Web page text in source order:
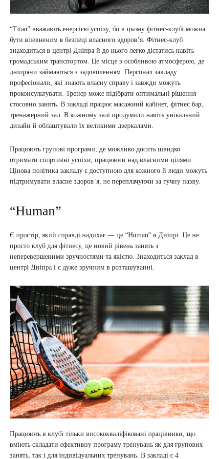
“Titan” вважають енергією успіху, бо в цьому фітнес-клубі можна
бути впевненим в безпеці власного здоров’я. Фітнес-клуб
знаходиться в центрі Дніпра й до нього легко дістатись навіть
громадським транспортом. Це місце з особливою атмосферою, де
дніпряни займаються з задоволенням. Персонал закладу
професіонали, які знають власну справу і завжди можуть
проконсультувати. Тренер може підібрати оптимальні рішення
стосовно занять. В закладі працює масажний кабінет, фітнес бар,
тренажерний зал. В кожному залі продумали навіть унікальний
дизайн й облаштували їх великими дзеркалами.
Працюють групові програми, де можливо досить швидко
отримати спортивні успіхи, працюючи над власними цілями.
Цінова політика закладу є доступною для кожного й люди можуть
підтримувати власне здоров’я, не переплачуючи за гучну назву.
“Human”
Є простір, який справді надихає — це “Human” в Дніпрі. Це не
просто клуб для фітнесу, це новий рівень занять з
неперевершеними зручностями та якістю. Знаходиться заклад в
центрі Дніпра і є дуже зручним в розташуванні.
Працюють в клубі тільки висококваліфіковані працівники, що
вміють складати ефективну програму тренувань як для групових
занять, так і для індивідуальних тренувань. В закладі є 4